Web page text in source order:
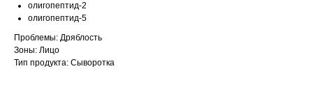
олигопептид-2
олигопептид-5
Проблемы: Дряблость
Зоны: Лицо
Тип продукта: Сыворотка